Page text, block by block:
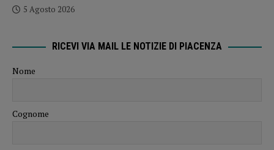
5 Agosto 2026
RICEVI VIA MAIL LE NOTIZIE DI PIACENZA
Nome
Cognome